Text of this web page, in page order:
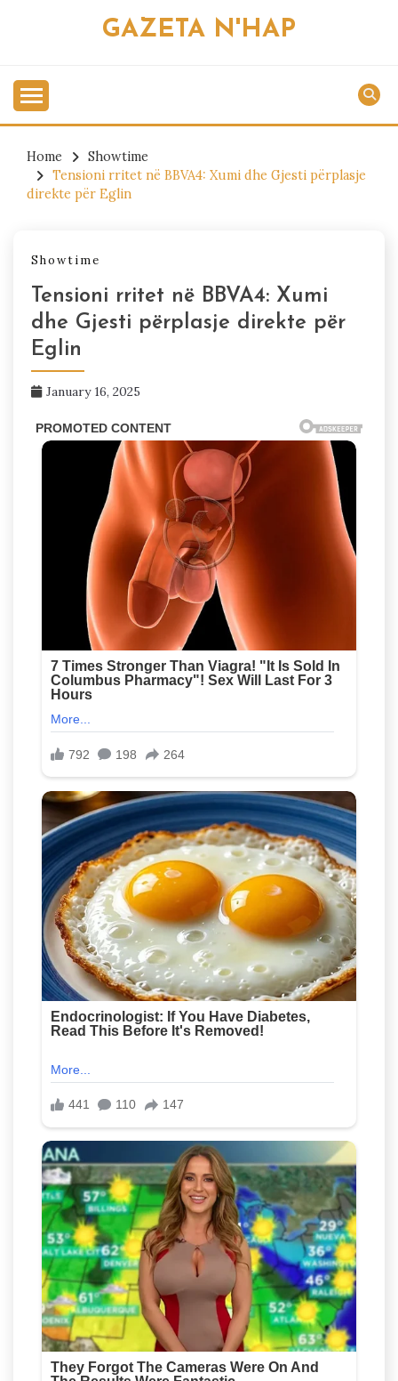
GAZETA N'HAP
Home
Showtime
Tensioni rritet në BBVA4: Xumi dhe Gjesti përplasje
direkte për Eglin
Showtime
Tensioni rritet në BBVA4: Xumi
dhe Gjesti përplasje direkte për
Eglin
January 16, 2025